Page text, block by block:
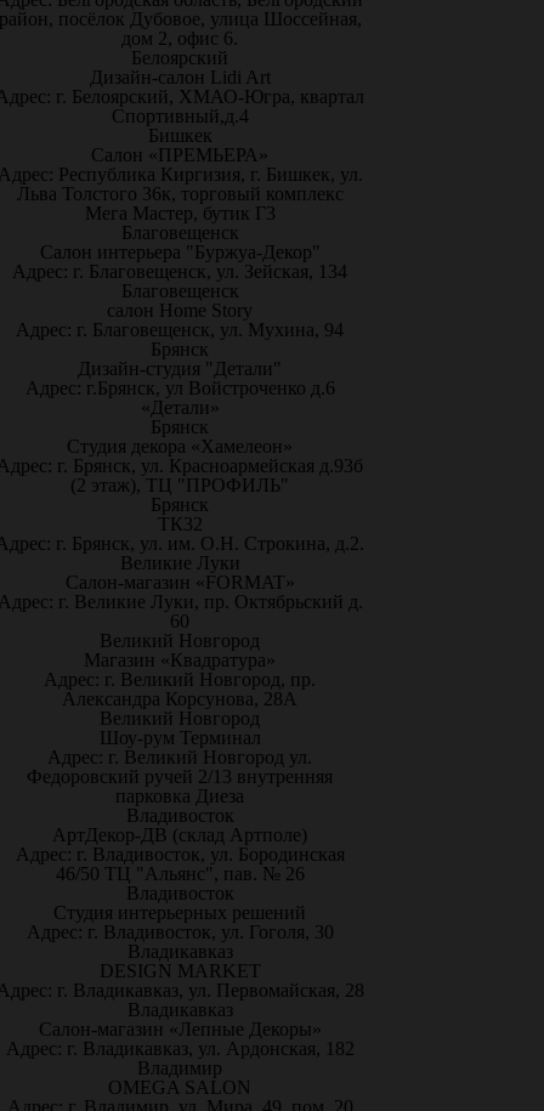
посёлок Дубовое, улица Шоссейная,
дом 2, офис 6.
Белоярский
Дизайн-салон Lidi Art
г. Белоярский, ХМАО-Югра, квартал
Спортивный,д.4
Бишкек
Салон «ПРЕМЬЕРА»
Республика Киргизия, г. Бишкек, ул.
Льва Толстого 36к, торговый комплекс
Мега Мастер, бутик Г3
Благовещенск
Салон интерьера "Буржуа-Декор"
Адрес: г. Благовещенск, ул. Зейская, 134
Благовещенск
салон Home Story
Адрес: г. Благовещенск, ул. Мухина, 94
Брянск
Дизайн-студия "Детали"
Адрес: г.Брянск, ул Войстроченко д.6
«Детали»
Брянск
Студия декора «Хамелеон»
г. Брянск, ул. Красноармейская д.93б
(2 этаж), ТЦ "ПРОФИЛЬ"
Брянск
ТК32
г. Брянск, ул. им. О.Н. Строкина, д.2.
Великие Луки
Салон-магазин «FORMAT»
г. Великие Луки, пр. Октябрьский д.
60
Великий Новгород
Магазин «Квадратура»
Адрес: г. Великий Новгород, пр.
Александра Корсунова, 28А
Великий Новгород
Шоу-рум Терминал
Адрес: г. Великий Новгород ул.
Федоровский ручей 2/13 внутренняя
парковка Диеза
Владивосток
АртДекор-ДВ (склад Артполе)
Адрес: г. Владивосток, ул. Бородинская
46/50 ТЦ "Альянс", пав. № 26
Владивосток
Студия интерьерных решений
Адрес: г. Владивосток, ул. Гоголя, 30
Владикавказ
DESIGN MARKET
г. Владикавказ, ул. Первомайская, 28
Владикавказ
Салон-магазин «Лепные Декоры»
Адрес: г. Владикавказ, ул. Ардонская, 182
Владимир
OMEGA SALON
Адрес: г. Владимир, ул. Мира, 49, пом. 20